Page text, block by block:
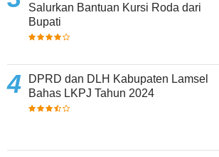
Salurkan Bantuan Kursi Roda dari
Bupati
DPRD dan DLH Kabupaten Lamsel
Bahas LKPJ Tahun 2024